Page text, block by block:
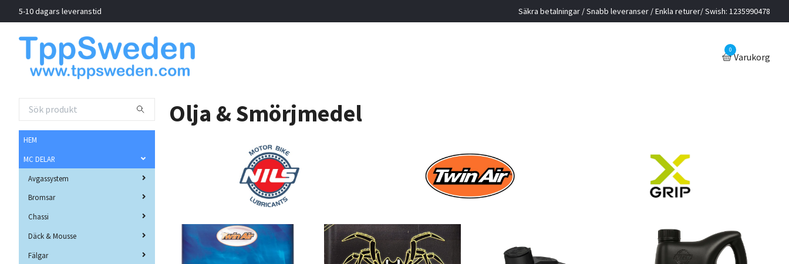
5-10 dagars leveranstid Säkra betalningar / Snabb leveranser / Enkla returer/ Swish: 1235990478
0
Varukorg
HEM
MC DELAR
Avgassystem
Bromsar
Chassi
Däck & Mousse
Fälgar
Olja & Smörjmedel